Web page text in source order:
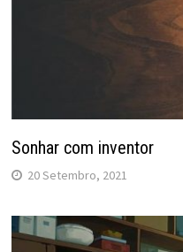
Sonhar com inventor
20 Setembro, 2021